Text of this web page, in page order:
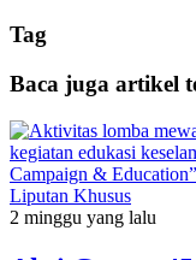
Tag
Baca juga artikel
Liputan Khusus
2 minggu yang lalu